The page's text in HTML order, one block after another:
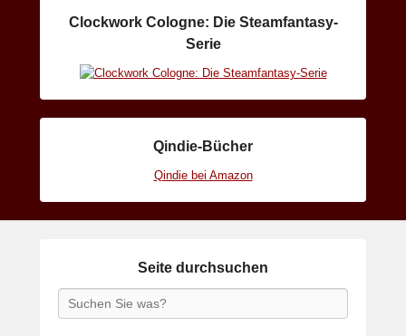
Clockwork Cologne: Die Steamfantasy-
Serie
Qindie-Bücher
Qindie bei Amazon
Seite durchsuchen
Search